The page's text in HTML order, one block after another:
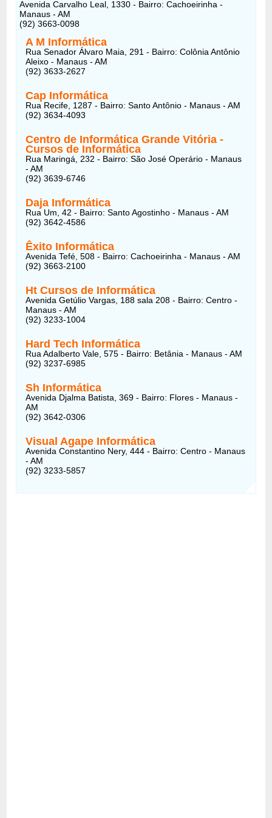
Avenida Carvalho Leal, 1330 - Bairro: Cachoeirinha -
Manaus - AM
(92) 3663-0098
A M Informática
Rua Senador Álvaro Maia, 291 - Bairro: Colônia Antônio
Aleixo - Manaus - AM
(92) 3633-2627
Cap Informática
Rua Recife, 1287 - Bairro: Santo Antônio - Manaus - AM
(92) 3634-4093
Centro de Informática Grande Vitória -
Cursos de Informática
Rua Maringá, 232 - Bairro: São José Operário - Manaus
- AM
(92) 3639-6746
Daja Informática
Rua Um, 42 - Bairro: Santo Agostinho - Manaus - AM
(92) 3642-4586
Êxito Informática
Avenida Tefé, 508 - Bairro: Cachoeirinha - Manaus - AM
(92) 3663-2100
Ht Cursos de Informática
Avenida Getúlio Vargas, 188 sala 208 - Bairro: Centro -
Manaus - AM
(92) 3233-1004
Hard Tech Informática
Rua Adalberto Vale, 575 - Bairro: Betânia - Manaus - AM
(92) 3237-6985
Sh Informática
Avenida Djalma Batista, 369 - Bairro: Flores - Manaus -
AM
(92) 3642-0306
Visual Agape Informática
Avenida Constantino Nery, 444 - Bairro: Centro - Manaus
- AM
(92) 3233-5857